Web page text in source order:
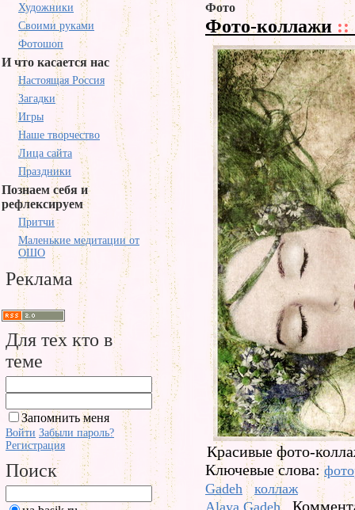
Художники
Своими руками
Фотошоп
И что касается нас
Настоящая Россия
Загадки
Игры
Наше творчество
Лица сайта
Праздники
Познаем себя и
рефлексируем
Притчи
Маленькие медитации от
ОШО
Реклама
Для тех кто в
теме
Запомнить меня
Войти Забыли пароль?
Регистрация
Поиск
Фото
Фото-коллажи ::
Красивые фото-
Ключевые слова:
Gadeh
коллаж
Alaya Gadeh